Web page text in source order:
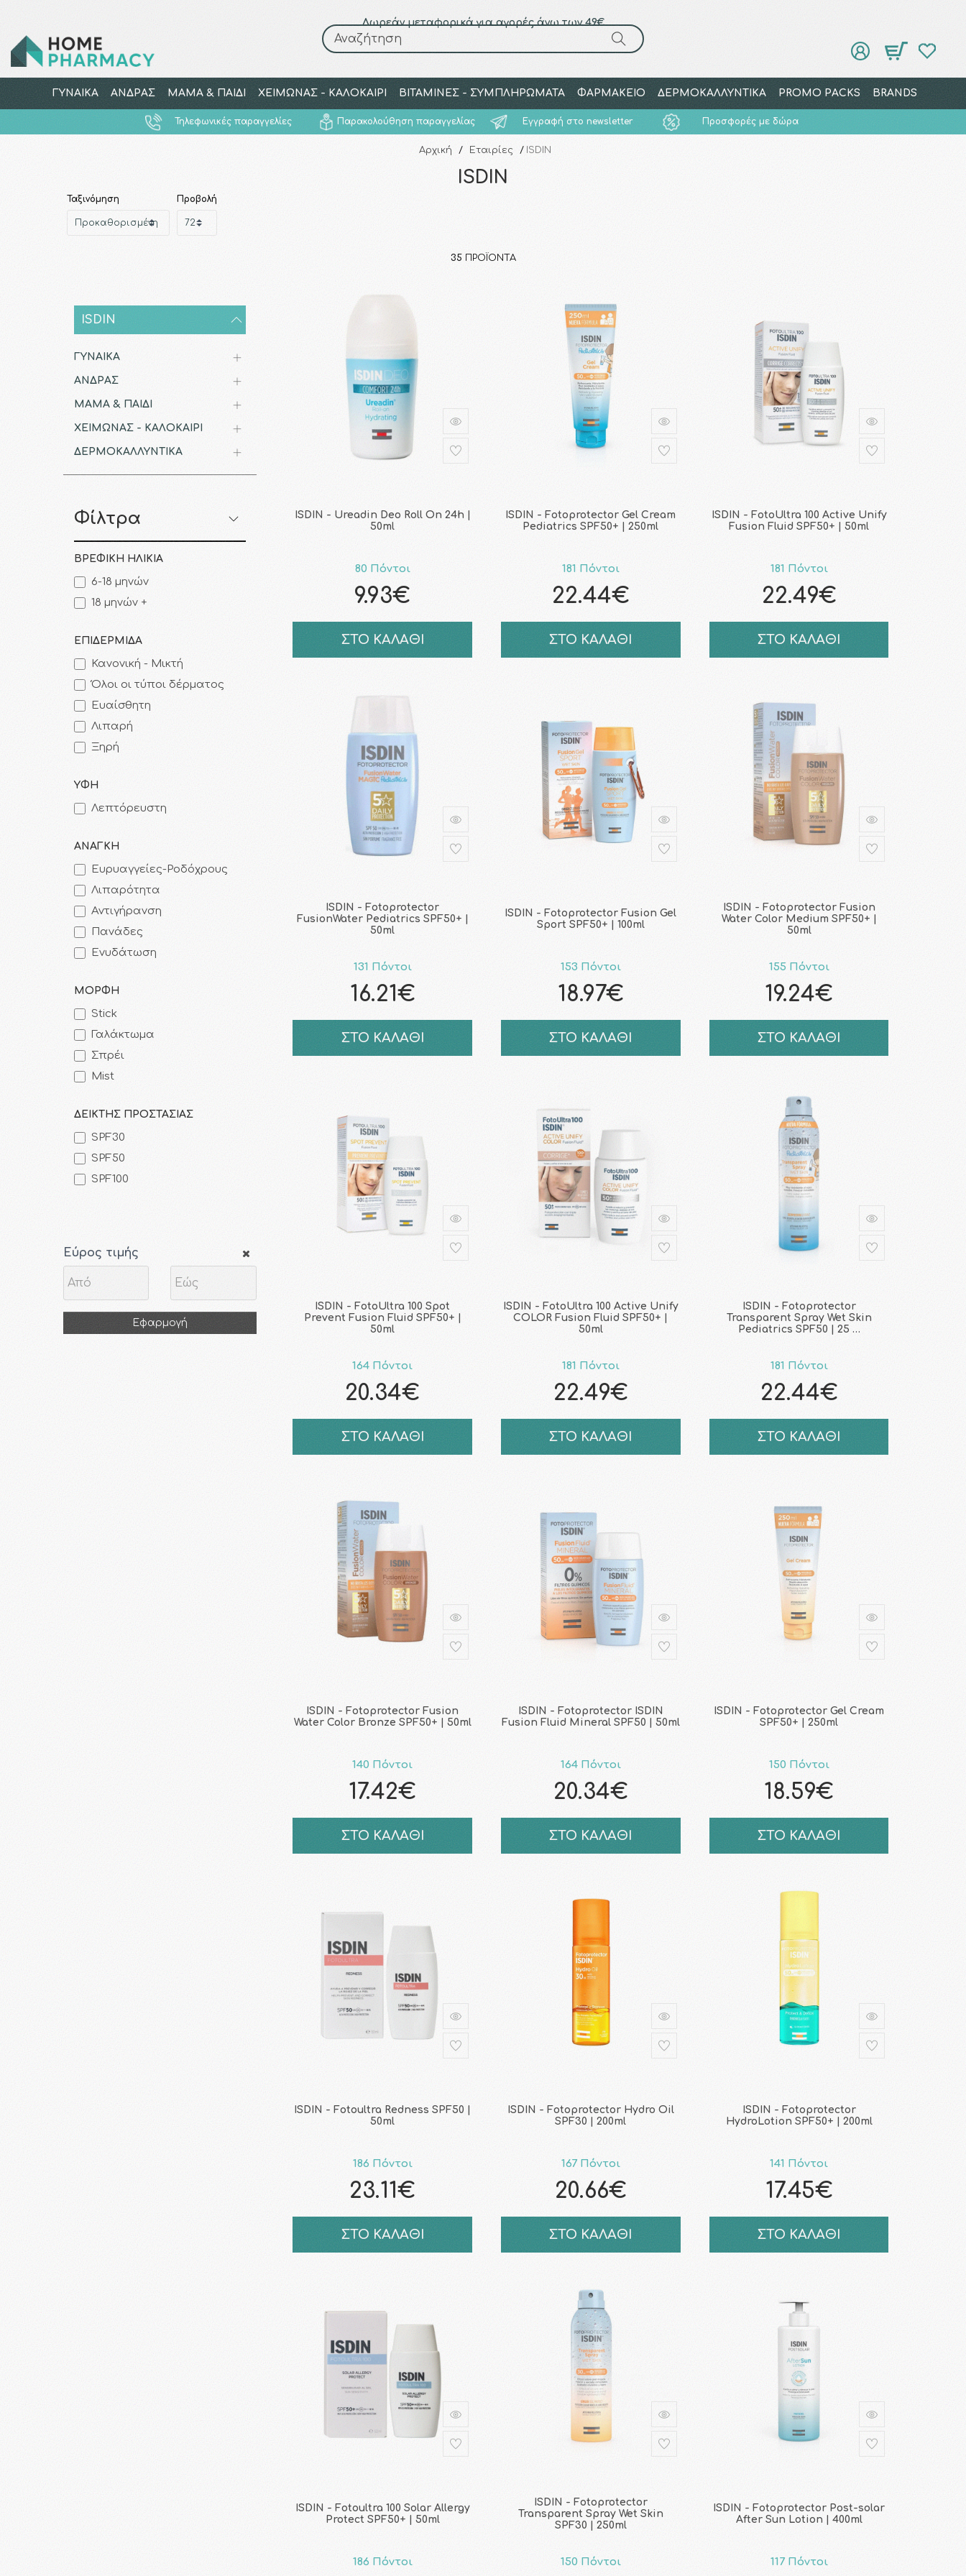
Δωρεάν μεταφορικά για αγορές άνω των 49€
Αναζήτηση
ΓΥΝΑΙΚΑ ΑΝΔΡΑΣ ΜΑΜΑ & ΠΑΙΔΙ ΧΕΙΜΩΝΑΣ - ΚΑΛΟΚΑΙΡΙ ΒΙΤΑΜΙΝΕΣ - ΣΥΜΠΛΗΡΩΜΑΤΑ ΦΑΡΜΑΚΕΙΟ ΔΕΡΜΟΚΑΛΛΥΝΤΙΚΑ PROMO PACKS BRANDS
Τηλεφωνικές παραγγελίες Παρακολούθηση παραγγελίας Εγγραφή στο newsletter Προσφορές με δώρα
Αναζήτηση
Αρχική / Εταιρίες / ISDIN
ISDIN
Ταξινόμηση Προβολή
35 ΠΡΟΪΌΝΤΑ
ISDIN
ΓΥΝΑΙΚΑ
ΑΝΔΡΑΣ
ΜΑΜΑ & ΠΑΙΔΙ
ΧΕΙΜΩΝΑΣ - ΚΑΛΟΚΑΙΡΙ
ΔΕΡΜΟΚΑΛΛΥΝΤΙΚΑ
Φίλτρα
ΒΡΕΦΙΚΗ ΗΛΙΚΙΑ
6-18 μηνών
18 μηνών +
ΕΠΙΔΕΡΜΙΔΑ
Κανονική - Μικτή
Όλοι οι τύποι δέρματος
Ευαίσθητη
Λιπαρή
Ξηρή
ΥΦΗ
Λεπτόρευστη
ΑΝΑΓΚΗ
Ευρυαγγείες-Ροδόχρους
Λιπαρότητα
Αντιγήρανση
Πανάδες
Ενυδάτωση
ΜΟΡΦΗ
Stick
Γαλάκτωμα
Σπρέι
Mist
ΔΕΙΚΤΗΣ ΠΡΟΣΤΑΣΙΑΣ
SPF30
SPF50
SPF100
Εύρος τιμής
Εφαρμογή
ISDIN - Ureadin Deo Roll On 24h |
50ml
80 Πόντοι
9.93€
ΣΤΟ ΚΑΛΑΘΙ
ISDIN - Fotoprotector Gel Cream
Pediatrics SPF50+ | 250ml
181 Πόντοι
22.44€
ΣΤΟ ΚΑΛΑΘΙ
ISDIN - FotoUltra 100 Active Unify
Fusion Fluid SPF50+ | 50ml
181 Πόντοι
22.49€
ΣΤΟ ΚΑΛΑΘΙ
ISDIN - Fotoprotector
FusionWater Pediatrics SPF50+ |
50ml
131 Πόντοι
16.21€
ΣΤΟ ΚΑΛΑΘΙ
ISDIN - Fotoprotector Fusion Gel
Sport SPF50+ | 100ml
153 Πόντοι
18.97€
ΣΤΟ ΚΑΛΑΘΙ
ISDIN - Fotoprotector Fusion
Water Color Medium SPF50+ |
50ml
155 Πόντοι
19.24€
ΣΤΟ ΚΑΛΑΘΙ
ISDIN - FotoUltra 100 Spot
Prevent Fusion Fluid SPF50+ |
50ml
164 Πόντοι
20.34€
ΣΤΟ ΚΑΛΑΘΙ
ISDIN - FotoUltra 100 Active Unify
COLOR Fusion Fluid SPF50+ |
50ml
181 Πόντοι
22.49€
ΣΤΟ ΚΑΛΑΘΙ
ISDIN - Fotoprotector
Transparent Spray Wet Skin
Pediatrics SPF50 | 25 …
181 Πόντοι
22.44€
ΣΤΟ ΚΑΛΑΘΙ
ISDIN - Fotoprotector Fusion
Water Color Bronze SPF50+ | 50ml
140 Πόντοι
17.42€
ΣΤΟ ΚΑΛΑΘΙ
ISDIN - Fotoprotector ISDIN
Fusion Fluid Mineral SPF50 | 50ml
164 Πόντοι
20.34€
ΣΤΟ ΚΑΛΑΘΙ
ISDIN - Fotoprotector Gel Cream
SPF50+ | 250ml
150 Πόντοι
18.59€
ΣΤΟ ΚΑΛΑΘΙ
ISDIN - Fotoultra Redness SPF50 |
50ml
186 Πόντοι
23.11€
ΣΤΟ ΚΑΛΑΘΙ
ISDIN - Fotoprotector Hydro Oil
SPF30 | 200ml
167 Πόντοι
20.66€
ΣΤΟ ΚΑΛΑΘΙ
ISDIN - Fotoprotector
HydroLotion SPF50+ | 200ml
141 Πόντοι
17.45€
ΣΤΟ ΚΑΛΑΘΙ
ISDIN - Fotoultra 100 Solar Allergy
Protect SPF50+ | 50ml
186 Πόντοι
ISDIN - Fotoprotector
Transparent Spray Wet Skin
SPF30 | 250ml
150 Πόντοι
ISDIN - Fotoprotector Post-solar
After Sun Lotion | 400ml
117 Πόντοι